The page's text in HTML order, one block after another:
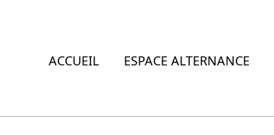
ACCUEIL ESPACE ALTERNANCE